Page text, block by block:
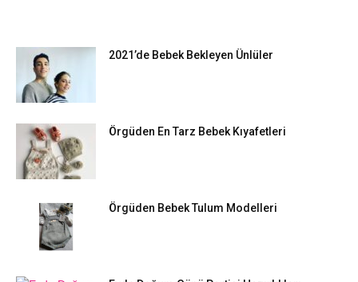
2021’de Bebek Bekleyen Ünlüler
Örgüden En Tarz Bebek Kıyafetleri
Örgüden Bebek Tulum Modelleri